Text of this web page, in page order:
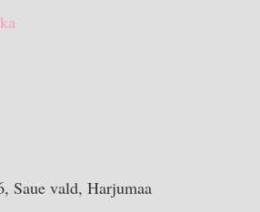
Saue vald, Harjumaa